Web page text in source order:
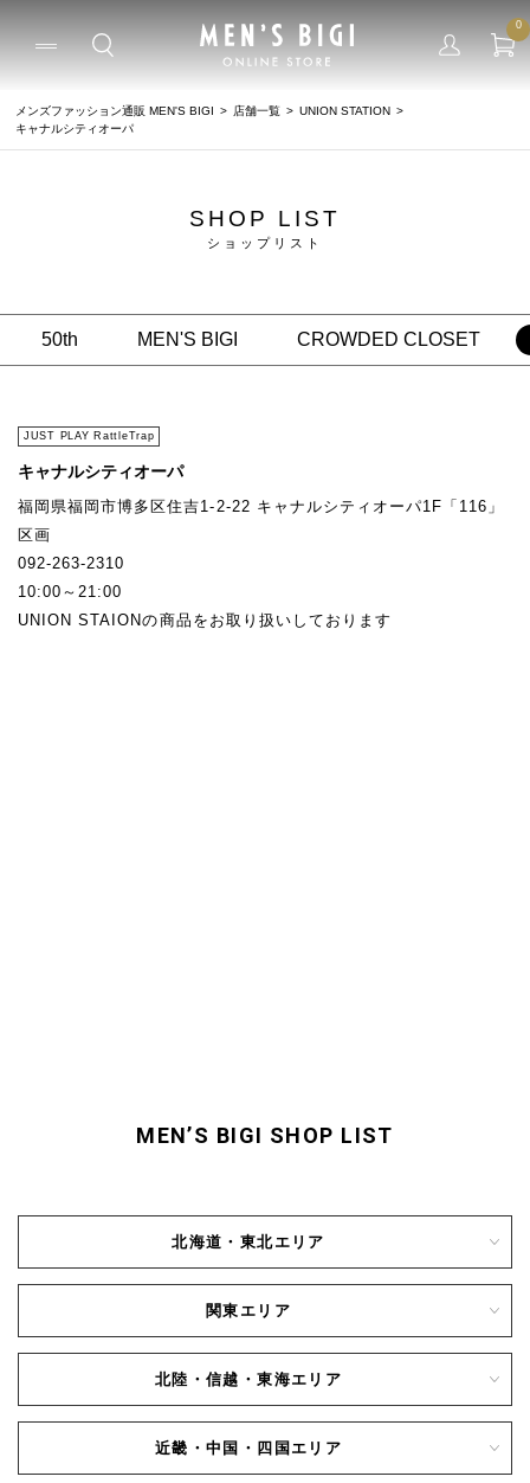
0
メンズファッション通販 MEN'S BIGI 店舗一覧
UNION STATION
キャナルシティオーパ
SHOP LIST
ショップリスト
50th MEN'S BIGI CROWDED CLOSET
MEN’S BIGI SHOP LIST
北海道・東北エリア
関東エリア
北陸・信越・東海エリア
近畿・中国・四国エリア
JUST PLAY RattleTrap
キャナルシティオーパ
福岡県福岡市博多区住吉1-2-22 キャナルシティオーパ1F「116」
区画
092-263-2310
10:00～21:00
UNION STAIONの商品をお取り扱いしております